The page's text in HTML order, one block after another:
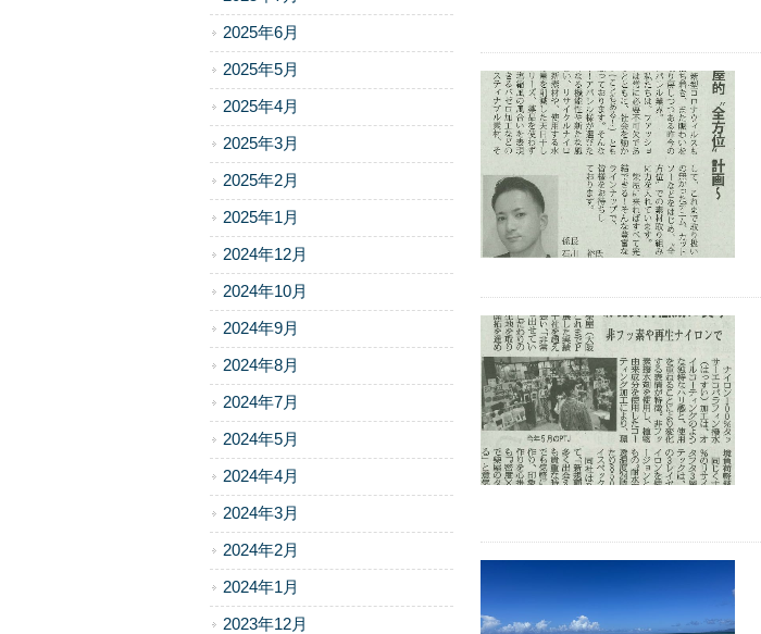
2025年6月
2025年5月
2025年4月
2025年3月
2025年2月
2025年1月
2024年12月
2024年10月
2024年9月
2024年8月
2024年7月
2024年5月
2024年4月
2024年3月
2024年2月
2024年1月
2023年12月